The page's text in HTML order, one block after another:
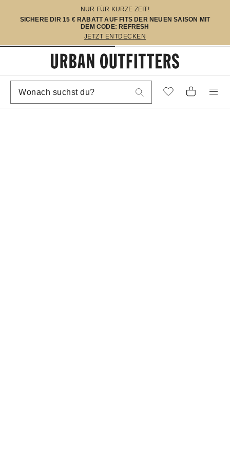
NUR FÜR KURZE ZEIT!
SICHERE DIR 15 € RABATT AUF FITS DER NEUEN SAISON MIT
DEM CODE: REFRESH
JETZT ENTDECKEN